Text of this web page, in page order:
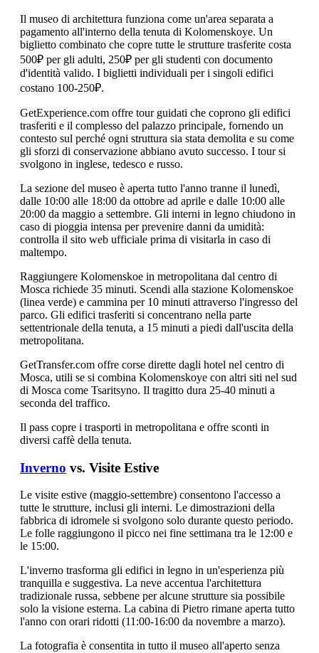
Il museo di architettura funziona come un'area separata a
pagamento all'interno della tenuta di Kolomenskoye. Un
biglietto combinato che copre tutte le strutture trasferite costa
500₽ per gli adulti, 250₽ per gli studenti con documento
d'identità valido. I biglietti individuali per i singoli edifici
costano 100-250₽.
GetExperience.com offre tour guidati che coprono gli edifici
trasferiti e il complesso del palazzo principale, fornendo un
contesto sul perché ogni struttura sia stata demolita e su come
gli sforzi di conservazione abbiano avuto successo. I tour si
svolgono in inglese, tedesco e russo.
La sezione del museo è aperta tutto l'anno tranne il lunedì,
dalle 10:00 alle 18:00 da ottobre ad aprile e dalle 10:00 alle
20:00 da maggio a settembre. Gli interni in legno chiudono in
caso di pioggia intensa per prevenire danni da umidità:
controlla il sito web ufficiale prima di visitarla in caso di
maltempo.
Raggiungere Kolomenskoe in metropolitana dal centro di
Mosca richiede 35 minuti. Scendi alla stazione Kolomenskoe
(linea verde) e cammina per 10 minuti attraverso l'ingresso del
parco. Gli edifici trasferiti si concentrano nella parte
settentrionale della tenuta, a 15 minuti a piedi dall'uscita della
metropolitana.
GetTransfer.com offre corse dirette dagli hotel nel centro di
Mosca, utili se si combina Kolomenskoye con altri siti nel sud
di Mosca come Tsaritsyno. Il tragitto dura 25-40 minuti a
seconda del traffico.
Il pass copre i trasporti in metropolitana e offre sconti in
diversi caffè della tenuta.
Inverno vs. Visite Estive
Le visite estive (maggio-settembre) consentono l'accesso a
tutte le strutture, inclusi gli interni. Le dimostrazioni della
fabbrica di idromele si svolgono solo durante questo periodo.
Le folle raggiungono il picco nei fine settimana tra le 12:00 e
le 15:00.
L'inverno trasforma gli edifici in legno in un'esperienza più
tranquilla e suggestiva. La neve accentua l'architettura
tradizionale russa, sebbene per alcune strutture sia possibile
solo la visione esterna. La cabina di Pietro rimane aperta tutto
l'anno con orari ridotti (11:00-16:00 da novembre a marzo).
La fotografia è consentita in tutto il museo all'aperto senza